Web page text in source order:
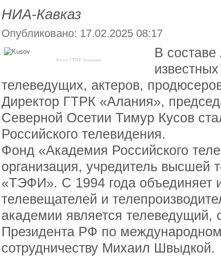
НИА-Кавказ
Опубликовано: 17.02.2025 08:17
Фото ГТРК Алания
В
телеведущих, актеров,
Директор ГТРК «Алания»,
Северной Осетии Тимур Кусов
Российского телевидения.
Фонд «Академия Российского
организация, учредитель высшей
«ТЭФИ». С 1994 года объединяет
телевещателей и
академии является телеведущий,
Президента РФ по
сотрудничеству Михаил Швыдкой.